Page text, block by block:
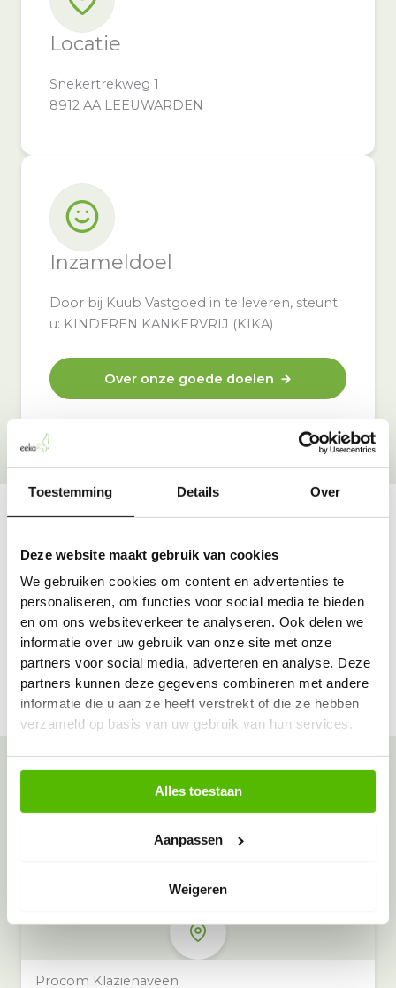
Toestemming Details Over
Deze website maakt gebruik van cookies
We gebruiken cookies om content en advertenties te
personaliseren, om functies voor social media te bieden
en om ons websiteverkeer te analyseren. Ook delen we
informatie over uw gebruik van onze site met onze
partners voor social media, adverteren en analyse. Deze
partners kunnen deze gegevens combineren met andere
informatie die u aan ze heeft verstrekt of die ze hebben
verzameld op basis van uw gebruik van hun services.
Alles toestaan
Aanpassen
Weigeren
Locatie
Snekertrekweg 1
8912 AA LEEUWARDEN
Inzameldoel
Door bij Kuub Vastgoed in te leveren, steunt
u: KINDEREN KANKERVRIJ (KIKA)
Over onze goede doelen
Vraag & antwoord
De meest voorkomende vragen over onze dienst vind
je hier.
Bekijk alle antwoorden
Meer inzamelpunten in de buurt
inzamelpunten in het hele land,
ook in jouw buurt.
Procom Klazienaveen